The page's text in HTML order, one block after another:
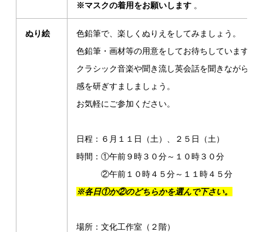
※マスクの着用をお願いします 。
ぬり絵
色鉛筆で、楽しくぬりえをしてみましょう。
色鉛筆・画材等の用意をしてお待ちしています。
クラシック音楽や聞き流し英会話を聞きながら五
感を研ぎすましましょう。
お気軽にご参加ください。
日程：６月１１日（土）、２５日（土）
時間：①午前９時３０分～１０時３０分
②午前１０時４５分～１１時４５分
※各日①か②のどちらかを選んで下さい。
場所：文化工作室（２階）